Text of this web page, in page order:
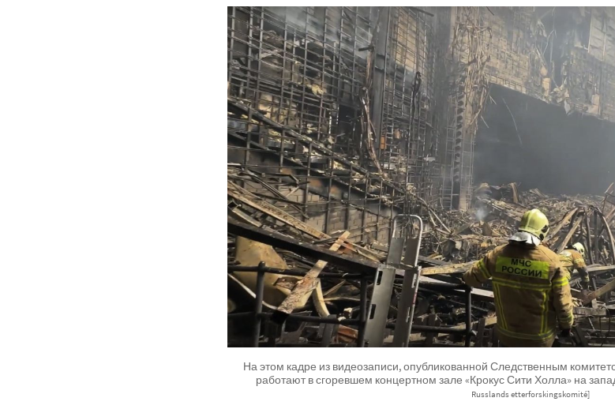
На этом кадре из видеозаписи, опубликованной Следственным
работают в сгоревшем концертном зале «Крокус Сити Холла» на
Russlands etterforskingskomité]